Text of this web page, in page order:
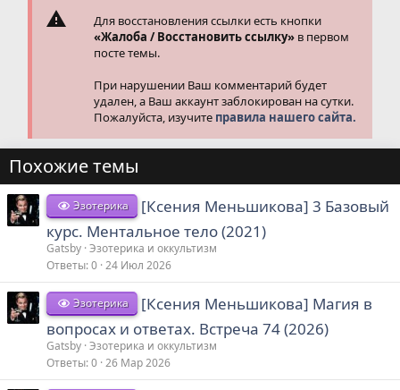
Для восстановления ссылки есть кнопки
«Жалоба / Восстановить ссылку» в первом
посте темы.
При нарушении Ваш комментарий будет
удален, а Ваш аккаунт заблокирован на сутки.
Пожалуйста, изучите правила нашего сайта.
Похожие темы
Эзотерика
[Ксения Меньшикова] 3 Базовый
курс. Ментальное тело (2021)
Gatsby Эзотерика и оккультизм
Ответы 0 24 Июл 2026
Эзотерика
[Ксения Меньшикова] Магия в
вопросах и ответах. Встреча 74 (2026)
Gatsby Эзотерика и оккультизм
Ответы 0 26 Мар 2026